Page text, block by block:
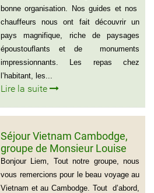
bonne organisation. Nos guides et nos
chauffeurs nous ont fait découvrir un
pays magnifique, riche de paysages
époustouflants et de monuments
impressionnants. Les repas chez
l’habitant, les...
Lire la suite
Séjour Vietnam Cambodge,
groupe de Monsieur Louise
De Seve, 3 semaines
Bonjour Liem, Tout notre groupe, nous
vous remercions pour le beau voyage au
Vietnam et au Cambodge. Tout d’abord,